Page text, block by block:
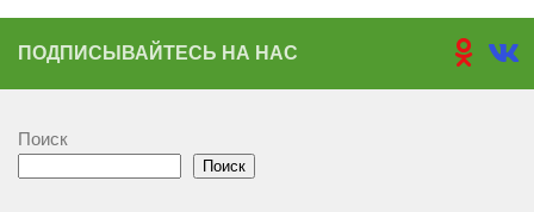
ПОДПИСЫВАЙТЕСЬ НА НАС
Поиск
Поиск